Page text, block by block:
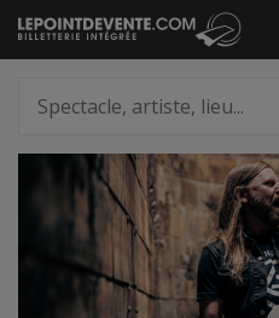
Passer
au
artiste,
lieu...